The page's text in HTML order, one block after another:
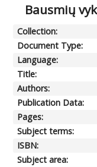
Bausmių
Collection:
Document Type:
Language:
Title:
Authors:
Publication Data:
Pages:
Subject terms:
ISBN:
Subject area: